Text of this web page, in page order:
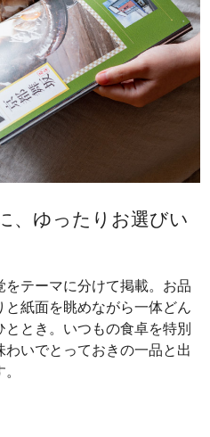
、ゆったりお選びい
テーマに分けて掲載。お品
紙面を眺めながら一体どん
とき。いつもの食卓を特別
いでとっておきの一品と出